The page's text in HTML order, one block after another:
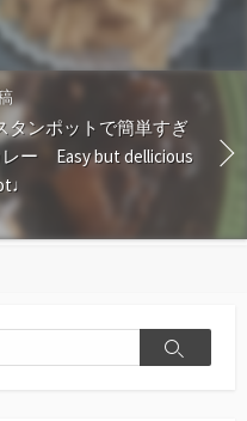
ンポットで簡単すぎ
ー Easy but dellicious
検